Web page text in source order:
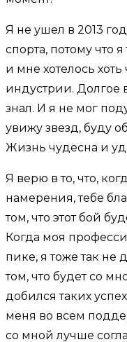
Я не ушел в 2013
спорта, потому что
и мне хотелось
индустрии. Долгое
знал. И я не мог
увижу звезд, буду
Жизнь чудесна и
Я верю в то, что,
намерения, тебе
том, что этот бой
Когда моя
пике, я тоже так не
том, что будет со
добился таких
меня во всем
со мной лучше